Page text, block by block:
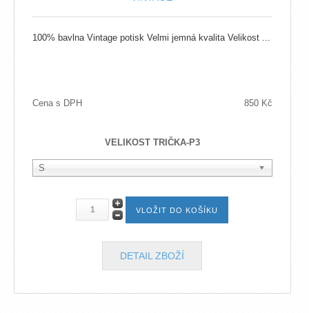
100% bavlna Vintage potisk Velmi jemná kvalita Velikost ...
Cena s DPH 850 Kč
VELIKOST TRIČKA-P3
S
DETAIL ZBOŽÍ